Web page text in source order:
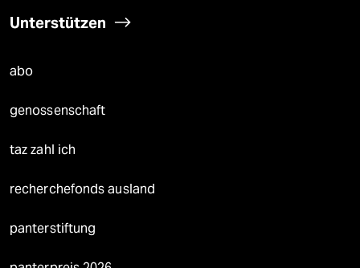
Unterstützen
abo
genossenschaft
taz zahl ich
recherchefonds ausland
panterstiftung